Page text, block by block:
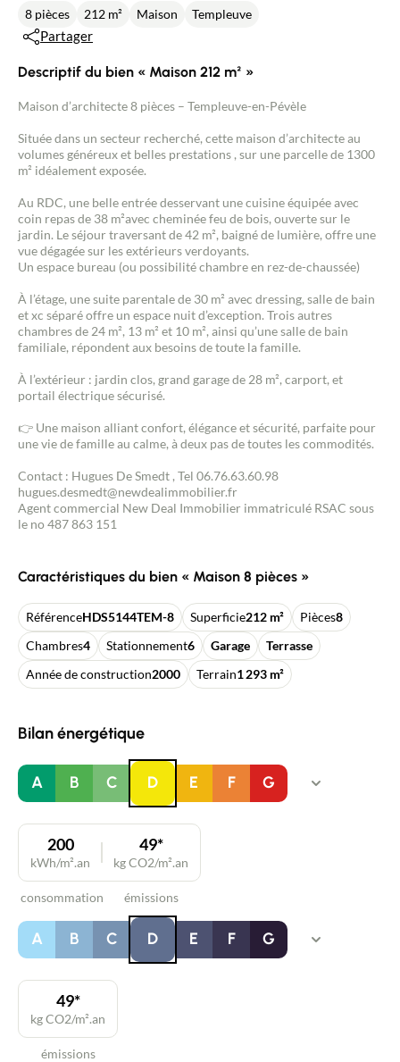
8 pièces 212 m² Maison Templeuve
Partager
Descriptif du bien « Maison 212 m² »
Maison d’architecte 8 pièces – Templeuve-en-Pévèle
Située dans un secteur recherché, cette maison d’architecte au
volumes généreux et belles prestations , sur une parcelle de 1300
m² idéalement exposée.
Au RDC, une belle entrée desservant une cuisine équipée avec
coin repas de 38 m²avec cheminée feu de bois, ouverte sur le
jardin. Le séjour traversant de 42 m², baigné de lumière, offre une
vue dégagée sur les extérieurs verdoyants.
Un espace bureau (ou possibilité chambre en rez-de-chaussée)
À l’étage, une suite parentale de 30 m² avec dressing, salle de bain
et xc séparé offre un espace nuit d’exception. Trois autres
chambres de 24 m², 13 m² et 10 m², ainsi qu’une salle de bain
familiale, répondent aux besoins de toute la famille.
À l’extérieur : jardin clos, grand garage de 28 m², carport, et
portail électrique sécurisé.
👉 Une maison alliant confort, élégance et sécurité, parfaite pour
une vie de famille au calme, à deux pas de toutes les commodités.
Contact : Hugues De Smedt , Tel 06.76.63.60.98
hugues.desmedt@newdealimmobilier.fr
Agent commercial New Deal Immobilier immatriculé RSAC sous
le no 487 863 151
Caractéristiques du bien « Maison 8 pièces »
RéférenceHDS5144TEM-8 Superficie212 m² Pièces8
Chambres4 Stationnement6 Garage
Terrasse
Année de construction2000 Terrain1 293 m²
Bilan énergétique
A B C D E F G
consommation
200
kWh/m².an
émissions
49*
kg CO2/m².an
A B C D E F G
émissions
49*
kg CO2/m².an